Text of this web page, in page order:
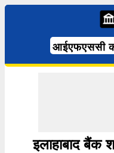
आईएफएससी
इलाहाबाद बैंक